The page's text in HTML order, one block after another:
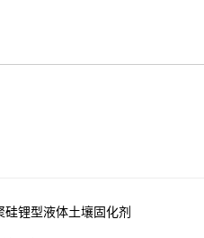
硅锂型液体土壤固化剂